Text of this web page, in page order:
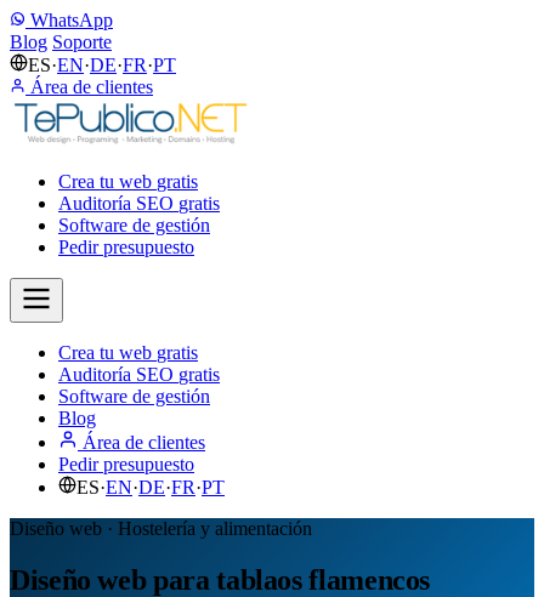
WhatsApp
Blog Soporte
ES·EN·DE·FR·PT
Área de clientes
Crea tu web gratis
Auditoría SEO gratis
Software de gestión
Pedir presupuesto
Crea tu web gratis
Auditoría SEO gratis
Software de gestión
Blog
Área de clientes
Pedir presupuesto
ES·EN·DE·FR·PT
Diseño web · Hostelería y alimentación
Diseño web para tablaos flamencos